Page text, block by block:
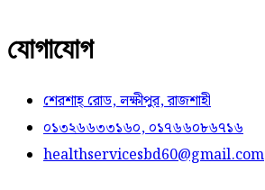
যোগাযোগ
শেরশাহ্ রোড, লক্ষীপুর, রাজশাহী
০১৩২৬৬৩৩১৬০, ০১৭৬৬০৮৬৭১৬
healthservicesbd60@gmail.com